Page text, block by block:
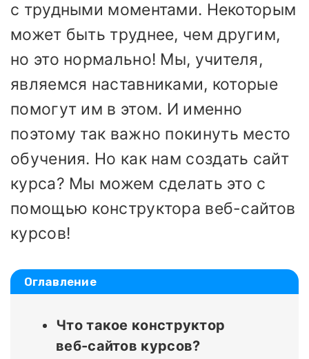
с трудными моментами. Некоторым
может быть труднее, чем другим,
но это нормально! Мы, учителя,
являемся наставниками, которые
помогут им в этом. И именно
поэтому так важно покинуть место
обучения. Но как нам создать сайт
курса? Мы можем сделать это с
помощью конструктора веб-сайтов
курсов!
Оглавление
Что такое конструктор
веб-сайтов курсов?